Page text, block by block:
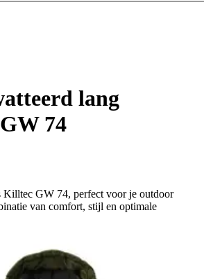
lang
74
Killtec GW 74, perfect voor je outdoor
van comfort, stijl en optimale